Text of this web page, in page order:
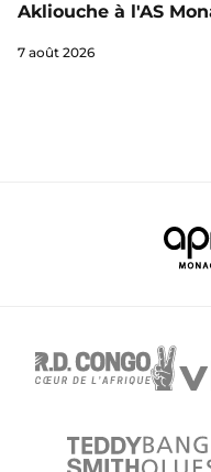
Akliouche à l'AS
7 août 2026